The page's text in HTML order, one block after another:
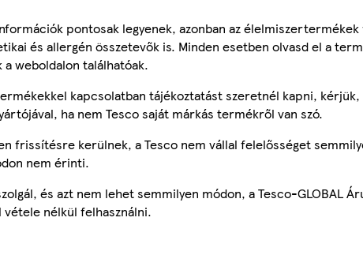
pontosak legyenek, azonban az élelmiszertermékek
és allergén összetevők is. Minden esetben olvasd el a
weboldalon találhatóak.
kapcsolatban tájékoztatást szeretnél kapni, kérjük,
ha nem Tesco saját márkás termékről van szó.
frissítésre kerülnek, a Tesco nem vállal felelősséget
nem érinti.
és azt nem lehet semmilyen módon, a Tesco-GLOBAL
nélkül felhasználni.